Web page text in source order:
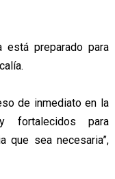
preparado para
de inmediato en la
fortalecidos para
que sea necesaria”,